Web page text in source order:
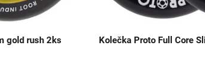
gold rush 2ks Kolečka Proto Full Core